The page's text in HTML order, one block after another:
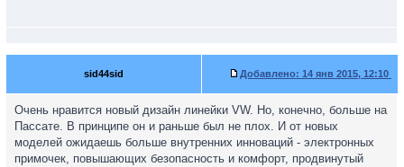
sid44sid Добавлено: 14 янв 2015, 12:10
Очень нравится новый дизайн линейки VW. Но, конечно, больше на
Пассате. В принципе он и раньше был не плох. И от новых
моделей ожидаешь больше внутренних инноваций - электронных
примочек, повышающих безопасность и комфорт, продвинутый